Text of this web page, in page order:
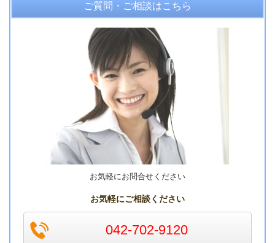
ご質問・ご相談はこちら
お気軽にお問合せください
お気軽にご相談ください
042-702-9120